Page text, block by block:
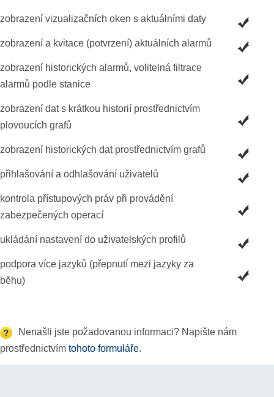
zobrazení vizualizačních oken s aktuálními daty
zobrazení a kvitace (potvrzení) aktuálních alarmů
zobrazení historických alarmů, volitelná filtrace
alarmů podle stanice
zobrazení dat s krátkou historií prostřednictvím
plovoucích grafů
zobrazení historických dat prostřednictvím grafů
přihlašování a odhlašování uživatelů
kontrola přístupových práv při provádění
zabezpečených operací
ukládání nastavení do uživatelských profilů
podpora více jazyků (přepnutí mezi jazyky za
běhu)
Nenašli jste požadovanou informaci? Napište nám
prostřednictvím tohoto formuláře.